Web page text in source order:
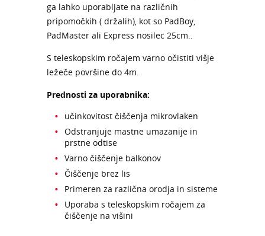
ga lahko uporabljate na različnih
pripomočkih ( držalih), kot so PadBoy,
PadMaster ali Express nosilec 25cm..
S teleskopskim ročajem varno očistiti višje
ležeče površine do 4m.
Prednosti za uporabnika:
učinkovitost čiščenja mikrovlaken
Odstranjuje mastne umazanije in
prstne odtise
Varno čiščenje balkonov
Čiščenje brez lis
Primeren za različna orodja in sisteme
Uporaba s teleskopskim ročajem za
čiščenje na višini